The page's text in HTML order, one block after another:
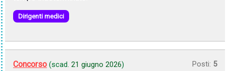
Dirigenti medici
Concorso (scad. 21 giugno 2026) Posti: 5